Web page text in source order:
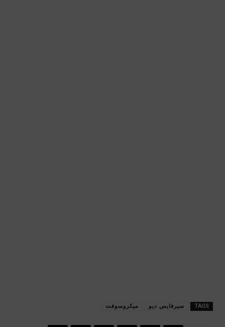
TAGS سيرفايس ديو ميكروسوفت